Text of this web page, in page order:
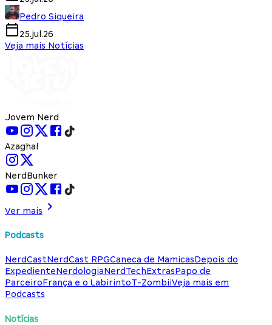
Pedro Siqueira
25.jul.26
Veja mais Notícias
Jovem Nerd
Azaghal
NerdBunker
Ver mais
Podcasts
NerdCastNerdCast RPGCaneca de MamicasDepois do
ExpedienteNerdologiaNerdTechExtrasPapo de
ParceiroFrança e o LabirintoT-ZombiiVeja mais em
Podcasts
Notícias